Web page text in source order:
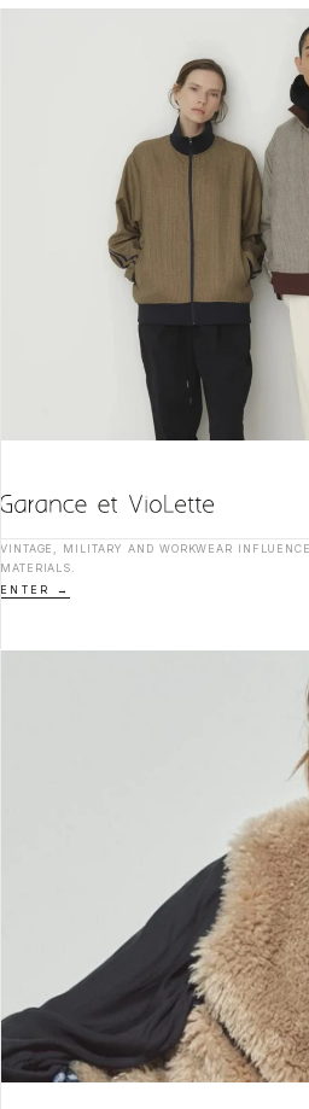
VINTAGE, MILITARY AND WORKWEAR
MATERIALS.
ENTER